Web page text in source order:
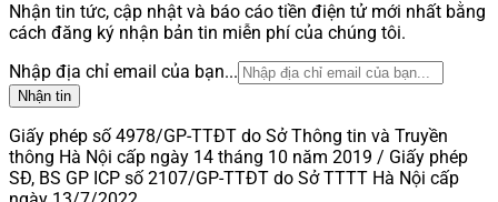
Nhận tin tức, cập nhật và báo cáo tiền điện tử mới nhất bằng
cách đăng ký nhận bản tin miễn phí của chúng tôi.
Nhập địa chỉ email của bạn...
Nhận tin
Giấy phép số 4978/GP-TTĐT do Sở Thông tin và Truyền
thông Hà Nội cấp ngày 14 tháng 10 năm 2019 / Giấy phép
SĐ, BS GP ICP số 2107/GP-TTĐT do Sở TTTT Hà Nội cấp